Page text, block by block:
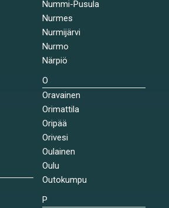
Nummi-Pusula
Nurmes
Nurmijärvi
Nurmo
Närpiö
O
Oravainen
Orimattila
Oripää
Orivesi
Oulainen
Oulu
Outokumpu
P